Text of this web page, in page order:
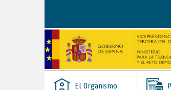
El Organismo